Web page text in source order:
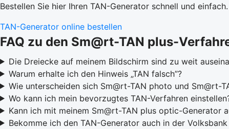
Bestellen Sie hier Ihren TAN-Generator schnell und einfach.
TAN-Generator online bestellen
FAQ zu den Sm@rt-TAN plus-
Die Dreiecke auf meinem Bildschirm sind zu weit
Warum erhalte ich den Hinweis „TAN falsch”?
Wie unterscheiden sich Sm@rt-TAN photo und Sm@rt-
Wo kann ich mein bevorzugtes TAN-Verfahren
Kann ich mit meinem Sm@rt-TAN plus optic-Generator
Bekomme ich den TAN-Generator auch in der